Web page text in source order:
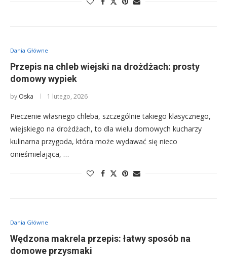
Dania Główne
Przepis na chleb wiejski na drożdżach: prosty
domowy wypiek
by Oska 1 lutego, 2026
Pieczenie własnego chleba, szczególnie takiego klasycznego,
wiejskiego na drożdżach, to dla wielu domowych kucharzy
kulinarna przygoda, która może wydawać się nieco
onieśmielająca, …
Dania Główne
Wędzona makrela przepis: łatwy sposób na
domowe przysmaki